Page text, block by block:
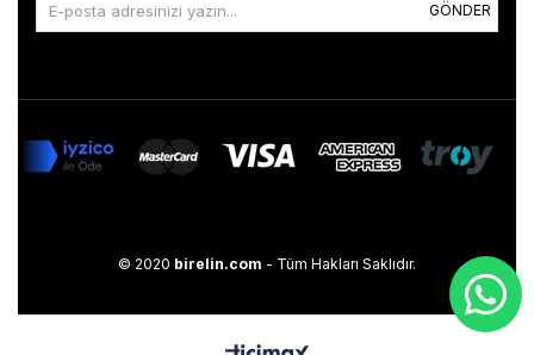
GÖNDER
© 2020 birelin.com - Tüm Hakları Saklıdır.